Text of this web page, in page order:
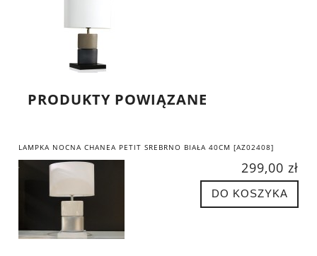
PRODUKTY POWIĄZANE
LAMPKA NOCNA CHANEA PETIT SREBRNO BIAŁA 40CM [AZ02408]
299,00 zł
DO KOSZYKA